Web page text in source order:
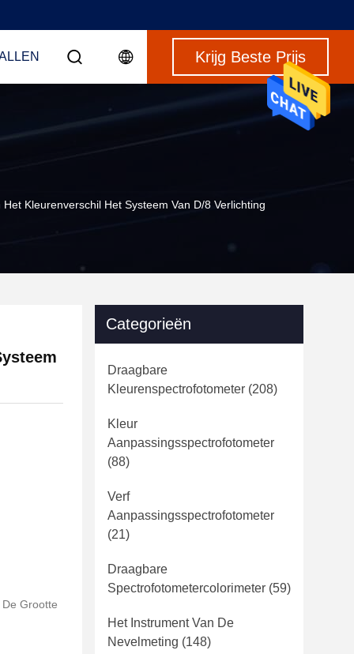
Krijg Beste Prijs
Kleurenverschil Het Systeem Van D/8 Verlichting
Grootte
Categorieën
Draagbare
Kleurenspectrofotometer (208)
Kleur
Aanpassingsspectrofotometer
(88)
Verf
Aanpassingsspectrofotometer
(21)
Draagbare
Spectrofotometercolorimeter (59)
Het Instrument Van De
Nevelmeting (148)